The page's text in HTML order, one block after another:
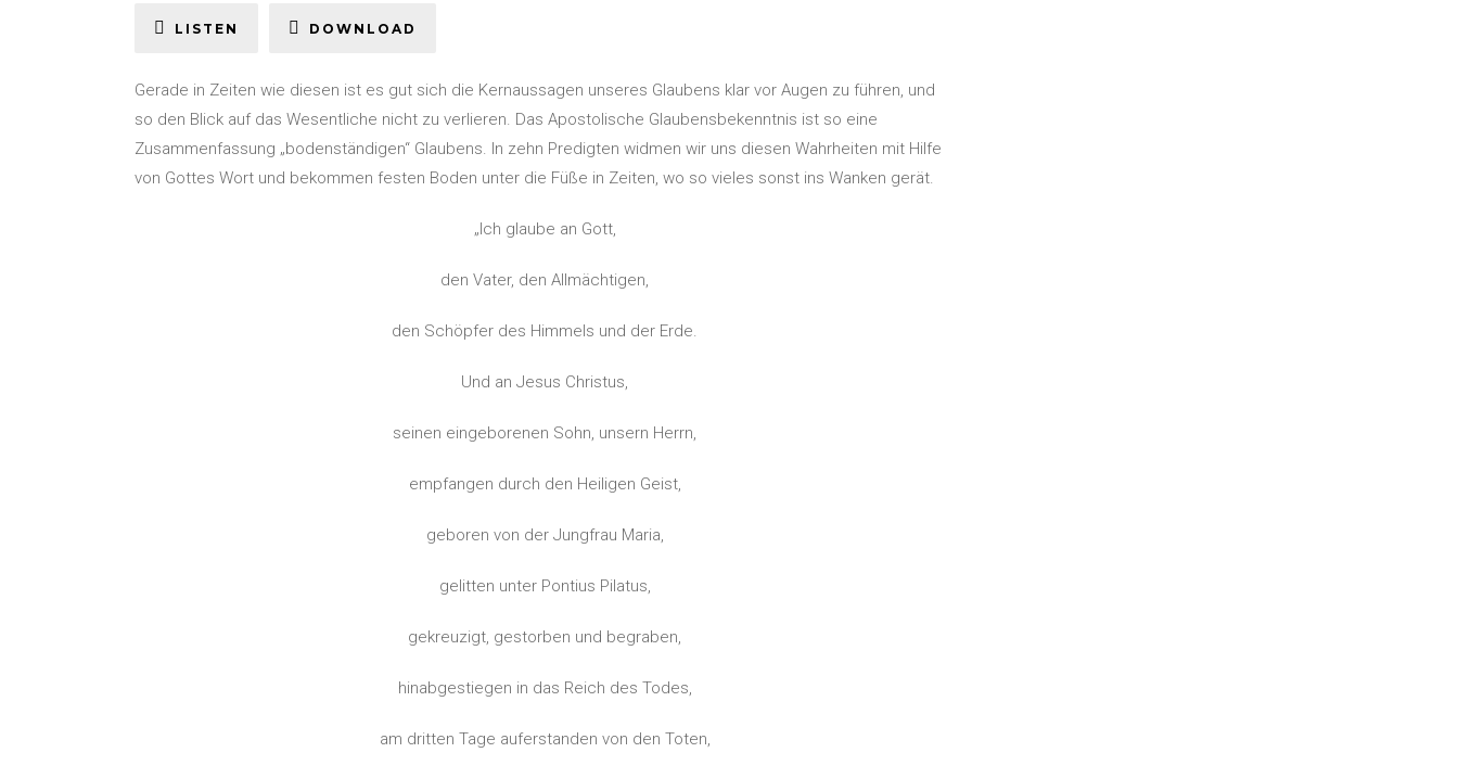
LISTEN DOWNLOAD
Gerade in Zeiten wie diesen ist es gut sich die Kernaussagen unseres Glaubens klar vor Augen zu führen, und
so den Blick auf das Wesentliche nicht zu verlieren. Das Apostolische Glaubensbekenntnis ist so eine
Zusammenfassung „bodenständigen“ Glaubens. In zehn Predigten widmen wir uns diesen Wahrheiten mit Hilfe
von Gottes Wort und bekommen festen Boden unter die Füße in Zeiten, wo so vieles sonst ins Wanken gerät.
„Ich glaube an Gott,
den Vater, den Allmächtigen,
den Schöpfer des Himmels und der Erde.
Und an Jesus Christus,
seinen eingeborenen Sohn, unsern Herrn,
empfangen durch den Heiligen Geist,
geboren von der Jungfrau Maria,
gelitten unter Pontius Pilatus,
gekreuzigt, gestorben und begraben,
hinabgestiegen in das Reich des Todes,
am dritten Tage auferstanden von den Toten,